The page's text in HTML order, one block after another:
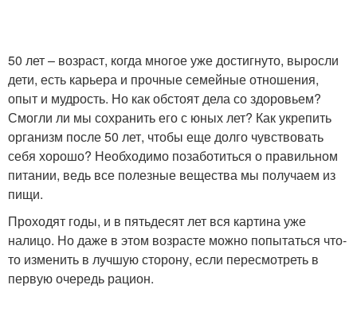
Вредные продукты Безвредные продукты
Продукты по версии
Продукты в магазине
50 лет – возраст, когда многое уже достигнуто, выросли
дети, есть карьера и прочные семейные отношения,
опыт и мудрость. Но как обстоят дела со здоровьем?
Смогли ли мы сохранить его с юных лет? Как укрепить
организм после 50 лет, чтобы еще долго чувствовать
себя хорошо? Необходимо позаботиться о правильном
питании, ведь все полезные вещества мы получаем из
пищи.
Проходят годы, и в пятьдесят лет вся картина уже
налицо. Но даже в этом возрасте можно попытаться что-
то изменить в лучшую сторону, если пересмотреть в
первую очередь рацион.